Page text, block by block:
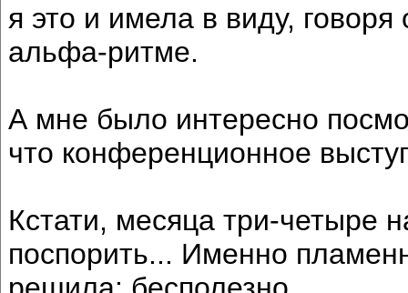
я это и имела в виду,
альфа-ритме.
А мне было интересно
что конференционное
Кстати, месяца три-четыре
поспорить... Именно